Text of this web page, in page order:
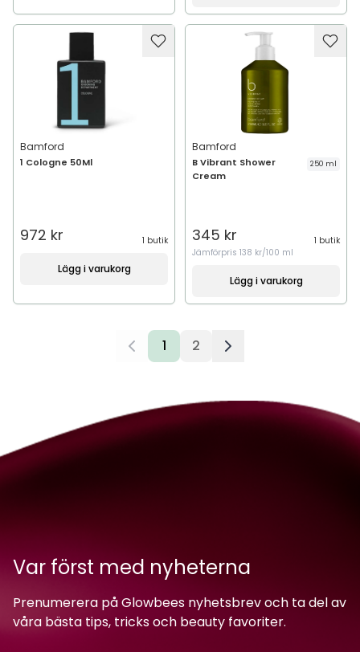
Bamford
1 Cologne 50Ml
972 kr 1 butik
Lägg i varukorg
Bamford
B Vibrant Shower
Cream
250 ml
345 kr
1 butik
Jämförpris 138 kr/100 ml
Lägg i varukorg
1 2
Var först med nyheterna
Prenumerera på Glowbees nyhetsbrev och ta del av
våra bästa tips, tricks och beauty favoriter.